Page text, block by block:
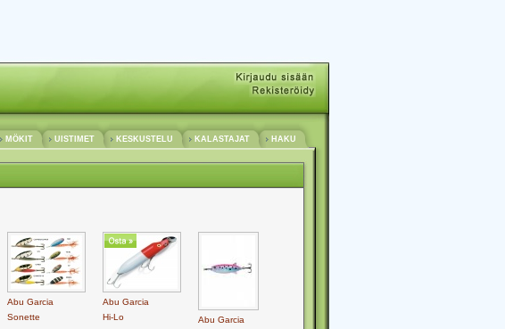
MÖKIT UISTIMET KESKUSTELU KALASTAJAT HAKU
Abu Garcia
Sonette
Abu Garcia
Hi-Lo
Abu Garcia